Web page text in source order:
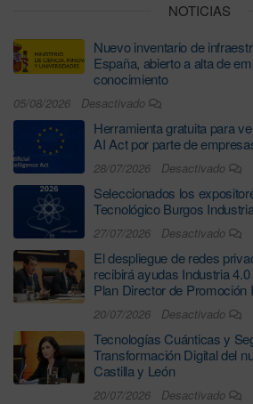
NOTICIAS
Nuevo inventario de
España, abierto a alta de
conocimiento
05/08/2026 Desactivado
Herramienta gratuita para
AI Act por parte de
28/07/2026 Desactivado
Seleccionados los
Tecnológico Burgos
27/07/2026 Desactivado
El despliegue de redes
recibirá ayudas Industria
Plan Director de Promoción
20/07/2026 Desactivado
Tecnologías Cuánticas y
Transformación Digital del
Castilla y León
20/07/2026 Desactivado